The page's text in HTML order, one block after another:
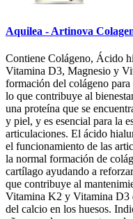
Aquilea - Artinova
Contiene Colágeno, Ácido
Vitamina D3, Magnesio y
formación del colágeno
lo que contribuye al
una proteína que se
y piel, y es esencial para la
articulaciones. El ácido
el funcionamiento de las
la normal formación de
cartílago ayudando a
que contribuye al
Vitamina K2 y Vitamina D3
del calcio en los huesos.